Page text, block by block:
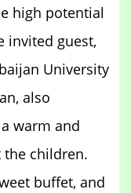
high potential
invited guest,
University
also
warm and
children.
buffet, and